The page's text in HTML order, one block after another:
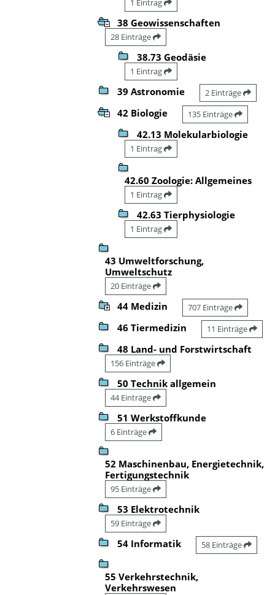
1 Eintrag
38 Geowissenschaften
28 Einträge
38.73 Geodäsie
1 Eintrag
39 Astronomie 2 Einträge
42 Biologie 135 Einträge
42.13 Molekularbiologie
1 Eintrag
42.60 Zoologie: Allgemeines
1 Eintrag
42.63 Tierphysiologie
1 Eintrag
43 Umweltforschung,
Umweltschutz
20 Einträge
44 Medizin 707 Einträge
46 Tiermedizin 11 Einträge
48 Land- und Forstwirtschaft
156 Einträge
50 Technik allgemein
44 Einträge
51 Werkstoffkunde
6 Einträge
52 Maschinenbau, Energietechnik,
Fertigungstechnik
95 Einträge
53 Elektrotechnik
59 Einträge
54 Informatik 58 Einträge
55 Verkehrstechnik,
Verkehrswesen